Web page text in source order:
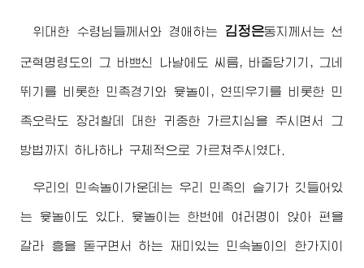
위대한 수령님 들께서와 경애하는 김정은동지 께서는 선
군혁명령도의 그 바쁘신 나날에도 씨름, 바줄당기기, 그네
뛰기를 비롯한 민족경기와 윷놀이, 연띄우기를 비롯한 민
족오락도 장려할데 대한 귀중한 가르치심을 주시면서 그
방법까지 하나하나 구체적으로 가르쳐주시였다.
우리의 민속놀이가운데는 우리 민족의 슬기가 깃들어있
는 윷놀이도 있다. 윷놀이는 한번에 여러명이 앉아 편을
갈라 흥을 돋구면서 하는 재미있는 민속놀이의 한가지이